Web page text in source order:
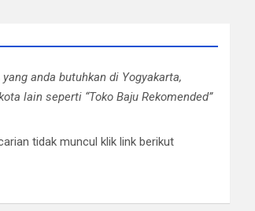
anda butuhkan di Yogyakarta,
lain seperti “Toko Baju Rekomended”
tidak muncul klik link berikut